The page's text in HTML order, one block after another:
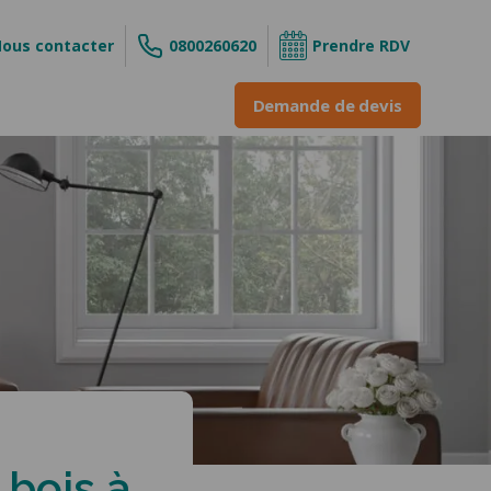
contacter 0800260620 Prendre RDV
&
Demande de devis